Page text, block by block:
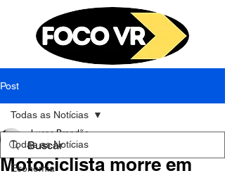
Post
Todas as Notícias
Economia
Todas as Notícias
Motociclista morre em
Lucas Brandão
19 de jan. de 2024